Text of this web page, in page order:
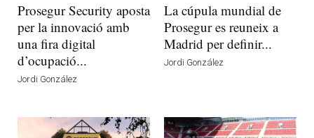
Prosegur Security aposta
per la innovació amb
una fira digital
d’ocupació...
Jordi González
La cúpula mundial de
Prosegur es reuneix a
Madrid per definir...
Jordi González